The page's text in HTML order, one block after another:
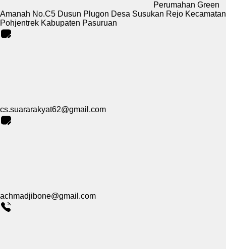
Perumahan Green
Amanah No.C5 Dusun Plugon Desa Susukan Rejo Kecamatan
Pohjentrek Kabupaten Pasuruan
cs.suararakyat62@gmail.com
achmadjibone@gmail.com